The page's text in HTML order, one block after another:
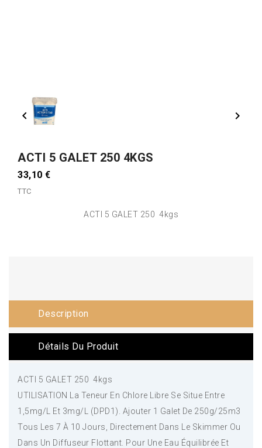
 
ACTI 5 GALET 250 4KGS
33,10 €
TTC
ACTI 5 GALET 250 4kgs
Description
Détails Du Produit
ACTI 5 GALET 250 4kgs
UTILISATION La Teneur En Chlore Libre Se Situe Entre
1,5mg/L Et 3mg/L (DPD1). Ajouter 1 Galet De 250g/25m3
Tous Les 7 À 10 Jours, Directement Dans Le Skimmer Ou
Dans Un Diffuseur Flottant. Pour Une Eau Équilibrée Et